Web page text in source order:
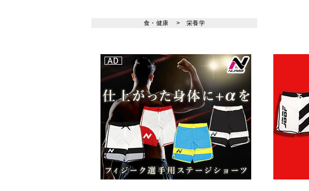
食・健康 > 栄養学